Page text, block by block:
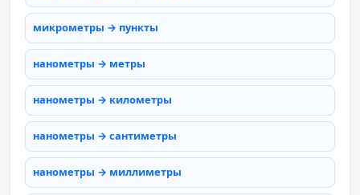
микрометры → пункты
нанометры → метры
нанометры → километры
нанометры → сантиметры
нанометры → миллиметры